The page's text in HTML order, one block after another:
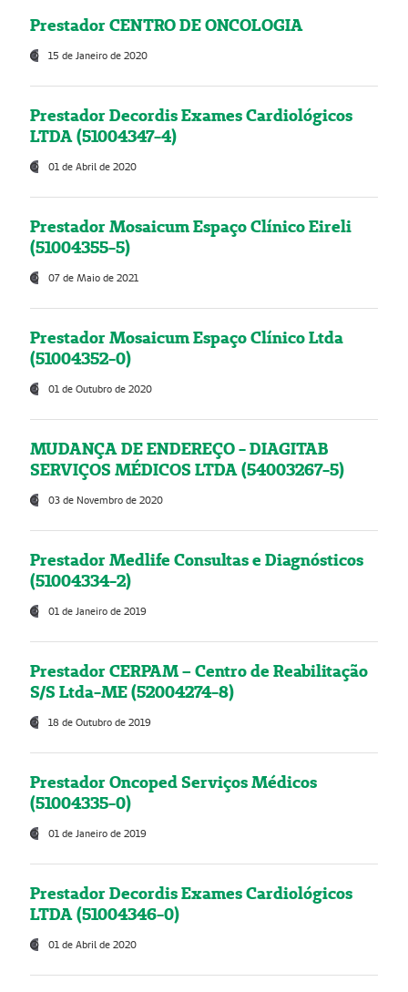
Prestador CENTRO DE ONCOLOGIA
15 de Janeiro de 2020
Prestador Decordis Exames Cardiológicos
LTDA (51004347-4)
01 de Abril de 2020
Prestador Mosaicum Espaço Clínico Eireli
(51004355-5)
07 de Maio de 2021
Prestador Mosaicum Espaço Clínico Ltda
(51004352-0)
01 de Outubro de 2020
MUDANÇA DE ENDEREÇO - DIAGITAB
SERVIÇOS MÉDICOS LTDA (54003267-5)
03 de Novembro de 2020
Prestador Medlife Consultas e Diagnósticos
(51004334-2)
01 de Janeiro de 2019
Prestador CERPAM – Centro de Reabilitação
S/S Ltda-ME (52004274-8)
18 de Outubro de 2019
Prestador Oncoped Serviços Médicos
(51004335-0)
01 de Janeiro de 2019
Prestador Decordis Exames Cardiológicos
LTDA (51004346-0)
01 de Abril de 2020